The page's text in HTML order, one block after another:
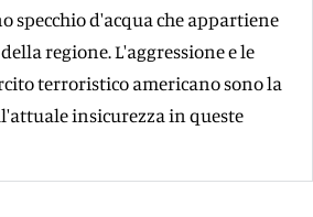
specchio d'acqua che appartiene
regione. L'aggressione e le
terroristico americano sono la
insicurezza in queste